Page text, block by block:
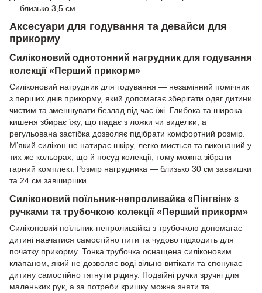
— близько 3,5 см.
Аксесуари для годування та девайси для
прикорму
Силіконовий однотонний нагрудник для годування
колекції «Перший прикорм»
Силіконовий нагрудник для годування — незамінний помічник
з перших днів прикорму, який допомагає зберігати одяг дитини
чистим та зменшувати безлад під час їжі. Глибока та широка
кишеня збирає їжу, що падає з ложки чи виделки, а
регульована застібка дозволяє підібрати комфортний розмір.
М’який силікон не натирає шкіру, легко миється та виконаний у
тих же кольорах, що й посуд колекції, тому можна зібрати
гарний комплект. Розмір нагрудника — близько 30 см заввишки
та 24 см завширшки.
Силіконовий поїльник-непроливайка «Пінгвін» з
ручками та трубочкою колекції «Перший прикорм»
Силіконовий поїльник-непроливайка з трубочкою допомагає
дитині навчатися самостійно пити та чудово підходить для
початку прикорму. Тонка трубочка оснащена силіконовим
клапаном, який не дозволяє воді вільно витікати та спонукає
дитину самостійно тягнути рідину. Подвійні ручки зручні для
маленьких рук, а за потреби кришку можна зняти та